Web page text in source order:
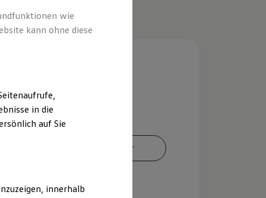
Ansprechpartner
wie
kann ohne diese
in die
auf Sie
innerhalb